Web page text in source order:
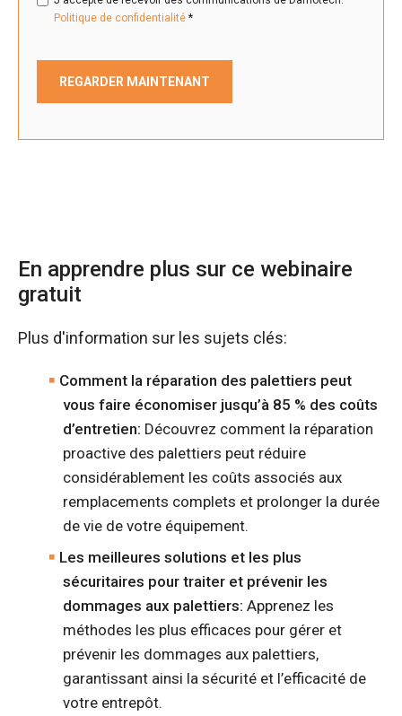
Politique de confidentialité *
En apprendre plus sur ce webinaire
gratuit
Plus d'information sur les sujets clés:
Comment la réparation des palettiers peut
vous faire économiser jusqu’à 85 % des coûts
d’entretien: Découvrez comment la réparation
proactive des palettiers peut réduire
considérablement les coûts associés aux
remplacements complets et prolonger la durée
de vie de votre équipement.
Les meilleures solutions et les plus
sécuritaires pour traiter et prévenir les
dommages aux palettiers: Apprenez les
méthodes les plus efficaces pour gérer et
prévenir les dommages aux palettiers,
garantissant ainsi la sécurité et l’efficacité de
votre entrepôt.